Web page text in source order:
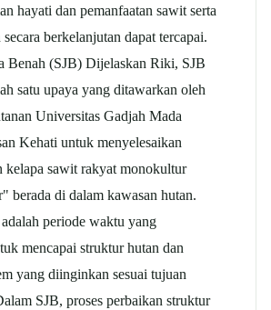
hayati dan pemanfaatan sawit serta
berkelanjutan dapat tercapai.
Benah (SJB) Dijelaskan Riki, SJB
satu upaya yang ditawarkan oleh
Universitas Gadjah Mada
Kehati untuk menyelesaikan
kelapa sawit rakyat monokultur
berada di dalam kawasan hutan.
periode waktu yang
mencapai struktur hutan dan
yang diinginkan sesuai tujuan
SJB, proses perbaikan struktur